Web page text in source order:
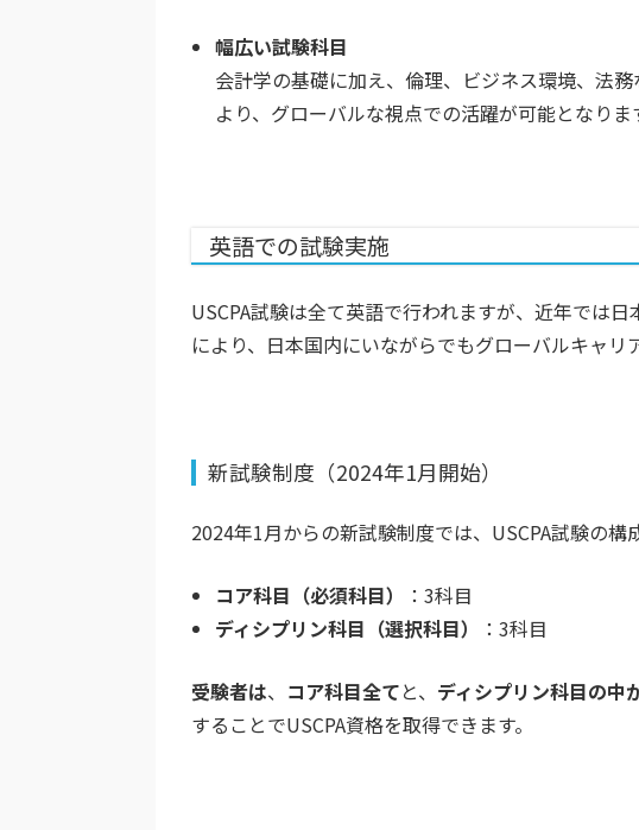
幅広い試験科目
会計学の基礎に加え、 倫理、 ビジネス環境、 法務
より、グローバルな視点での活躍が可能となりま
英語での試験実施
USCPA試験は全て英語で行われますが、近年では
により、日本国内にいながらでもグローバルキャリ
新試験制度（2024年1月開始）
2024年1月からの新試験制度では、USCPA試験の構
コア科目（必須科目）
：3科目
ディシプリン科目（選択科目）
：3科目
受験者は、 コア科目全てと、 ディシプリン科目の中
することでUSCPA資格を取得できます。